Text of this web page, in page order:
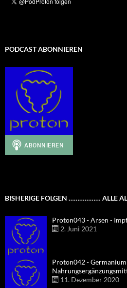
PODCAST ABONNIEREN
BISHERIGE FOLGEN ……………… ALLE
Proton043 - Arsen -
2. Juni 2021
Proton042 -
11. Dezember 2020